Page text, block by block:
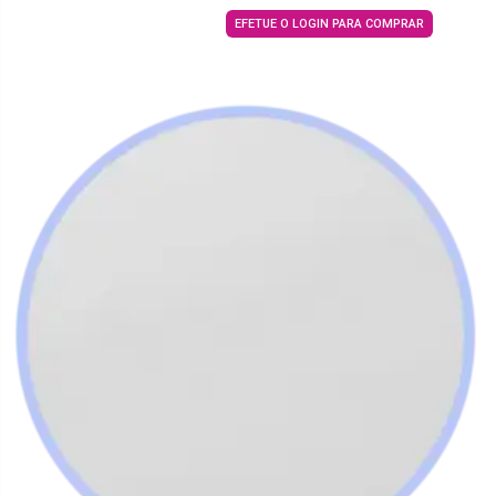
EFETUE O LOGIN PARA COMPRAR